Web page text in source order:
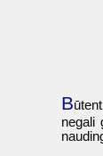
B
negali